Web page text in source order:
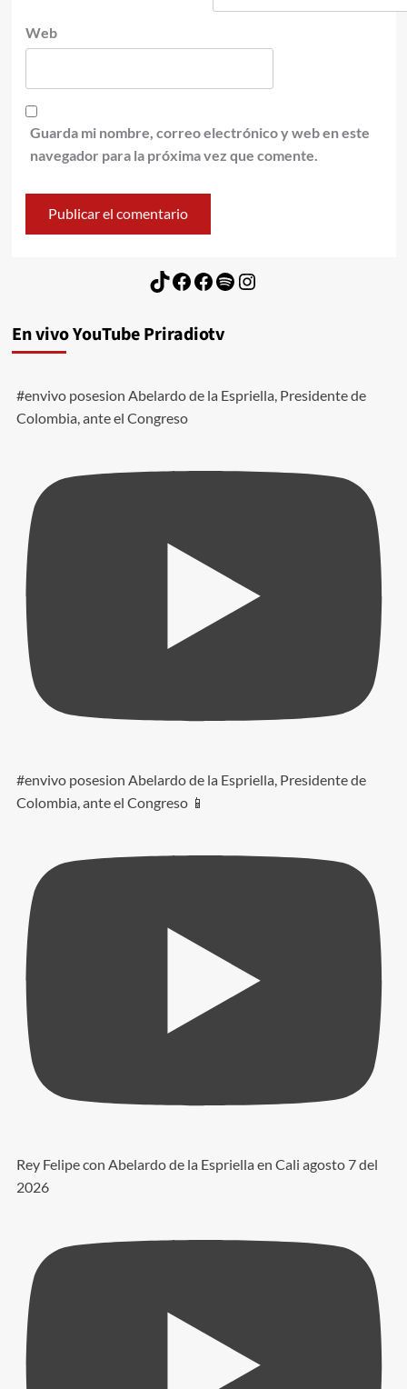
Web
Guarda mi nombre, correo electrónico y web en este
navegador para la próxima vez que comente.
TikTok
Facebook
Facebook
Spotify
Instagram
En vivo YouTube Priradiotv
#envivo posesion Abelardo de la Espriella, Presidente de
Colombia, ante el Congreso
#envivo posesion Abelardo de la Espriella, Presidente de
Colombia, ante el Congreso 📱
Rey Felipe con Abelardo de la Espriella en Cali agosto 7 del
2026